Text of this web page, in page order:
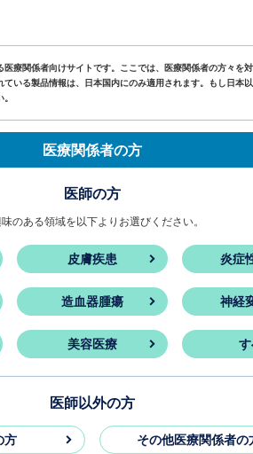
療関係者向けサイトです。ここでは、医療関係者の方々を
いる製品情報は、日本国内にのみ適用されます。もし日
医療関係者の方
医師の方
味のある領域を以下よりお選びください。
皮膚疾患 炎症
造血器腫瘍 神経
美容医療
医師以外の方
方 その他医療関係者の